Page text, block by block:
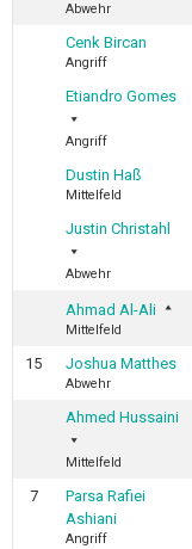
Abwehr
Cenk Bircan
Angriff
Etiandro Gomes
Angriff
Dustin Haß
Mittelfeld
Justin Christahl
Abwehr
Ahmad Al-Ali
Mittelfeld
15 Joshua Matthes
Abwehr
Ahmed Hussaini
Mittelfeld
7
Parsa Rafiei
Ashiani
Angriff